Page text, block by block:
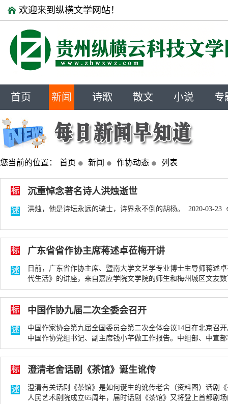
欢迎来到纵横文学网站！
首页 新闻 诗歌 散文 小说 专
您当前的位置： 首页 新闻 作协动态 列表
标 沉重悼念著名诗人洪烛逝世
述 洪烛，他是诗坛永远的骑士，诗界永不倒的胡杨。 2020-03-23
标 广东省省作协主席蒋述卓莅梅开讲
述
日前，广东省作协主席、暨南大学文艺学专业博士生导师蒋述
代生活》的讲座，来自嘉应学院文学院的师生和梅州城区文
06-19
318次
标 中国作协九届二次全委会召开
述
中国作家协会第九届全国委员会第二次全体会议14日在北京召
中国作协党组书记、副主席钱小芊做工作报告。中组部、中宣
06-15
244次
标 澄清老舍话剧《茶馆》诞生讹传
述
澄清有关话剧《茶馆》是如何诞生的讹传老舍（资料图）话剧
人民艺术剧院成立65周年，届时话剧《茶馆》又将登上首都剧